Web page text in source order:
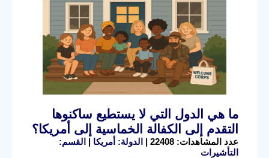
ما هي الدول التي لا يستطيع ساكنوها
التقدم إلى الكفالة الخماسية إلى أمريكا؟
عدد المشاهدات: 22408 | الدولة: أمريكا | القسم:
التأشيرات